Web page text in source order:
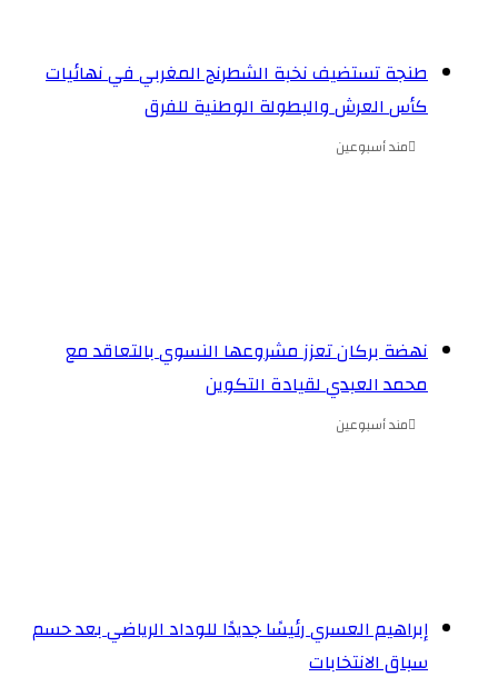
طنجة تستضيف نخبة الشطرنج المغربي في نهائيات
كأس العرش والبطولة الوطنية للفرق
مند أسبوعين
نهضة بركان تعزز مشروعها النسوي بالتعاقد مع
محمد العبدي لقيادة التكوين
مند أسبوعين
إبراهيم العسري رئيسًا جديدًا للوداد الرياضي بعد حسم
سباق الانتخابات